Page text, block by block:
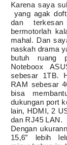
Karena saya
yang agak
dan
bermotorlah
mahal. Dan
naskah drama
butuh ruang
Noteboox
sebesar 1TB.
RAM sebesar
bisa
dukungan port
lain, HDMI, 2
dan RJ45 LAN.
Dengan
15,6” lebih